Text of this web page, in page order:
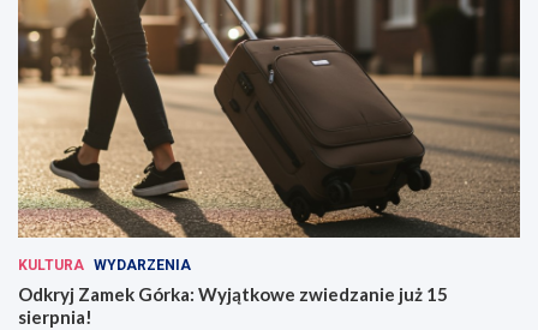
KULTURA WYDARZENIA
Odkryj Zamek Górka: Wyjątkowe zwiedzanie już 15
sierpnia!